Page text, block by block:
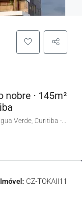
· 145m²
Curitiba - PR, Brasil
CZ-TOKAII11